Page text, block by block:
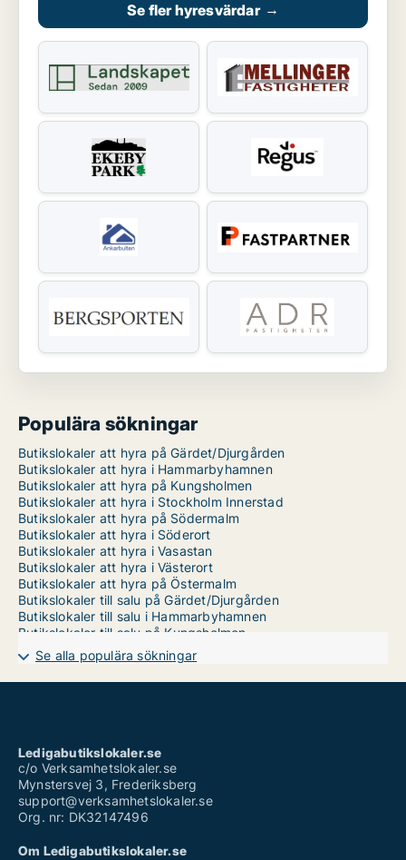
Se fler hyresvärdar →
Populära sökningar
Butikslokaler att hyra på Gärdet/Djurgården
Butikslokaler att hyra i Hammarbyhamnen
Butikslokaler att hyra på Kungsholmen
Butikslokaler att hyra i Stockholm Innerstad
Butikslokaler att hyra på Södermalm
Butikslokaler att hyra i Söderort
Butikslokaler att hyra i Vasastan
Butikslokaler att hyra i Västerort
Butikslokaler att hyra på Östermalm
Butikslokaler till salu på Gärdet/Djurgården
Butikslokaler till salu i Hammarbyhamnen
Butikslokaler till salu på Kungsholmen
Butikslokaler till salu i Stockholm Innerstad
Butikslokaler till salu på Södermalm
Butikslokaler till salu i Söderort
Se alla populära sökningar
Ledigabutikslokaler.se
c/o Verksamhetslokaler.se
Mynstersvej 3, Frederiksberg
support@verksamhetslokaler.se
Org. nr: DK32147496
Om Ledigabutikslokaler.se